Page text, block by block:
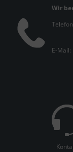
Wir
E-Mail: